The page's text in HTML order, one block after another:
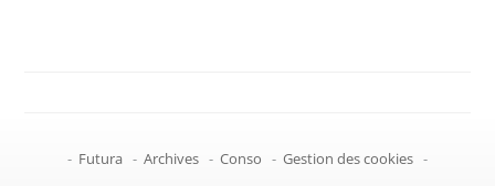
- Futura - Archives - Conso - Gestion des cookies -